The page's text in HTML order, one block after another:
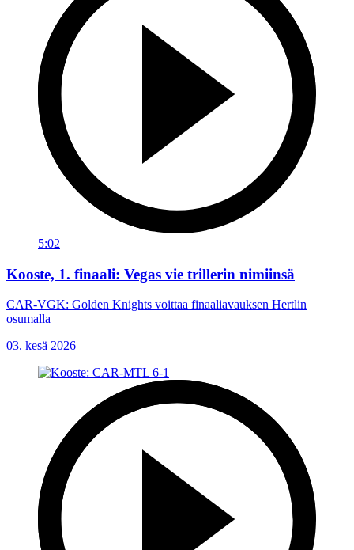
5:02
Kooste, 1. finaali: Vegas vie trillerin nimiinsä
CAR-VGK: Golden Knights voittaa finaaliavauksen Hertlin
osumalla
03. kesä 2026